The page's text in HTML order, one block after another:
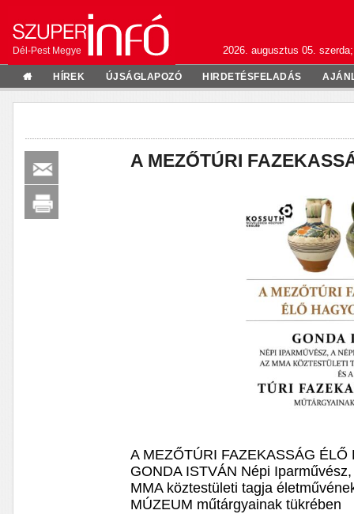
Dél-Pest Megye 2026. augusztus 05.
HÍREK ÚJSÁGLAPOZÓ HIRDETÉSFELADÁS
A MEZŐTÚRI
A MEZŐTÚRI FAZEKASSÁG ÉLŐ
GONDA ISTVÁN Népi
MMA köztestületi tagja
MÚZEUM műtárgyainak tükrében